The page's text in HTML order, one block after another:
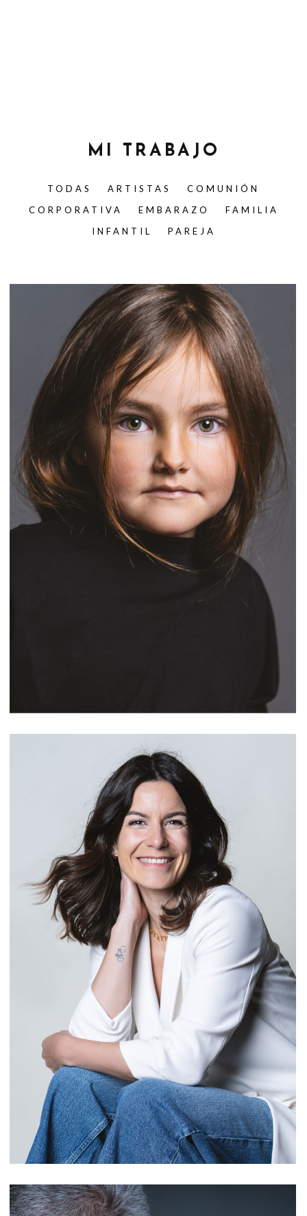
MI TRABAJO
TODAS ARTISTAS
COMUNIÓN
CORPORATIVA
EMBARAZO
FAMILIA
INFANTIL
PAREJA